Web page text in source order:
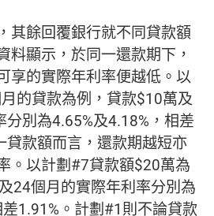
其餘回覆銀行就不同貸款額
料顯示，於同一還款期下，
享的實際年利率便越低。以
的貸款為例，貸款$10萬及
別為4.65%及4.18%，相差
貸款額而言，還款期越短亦
。以計劃#7貸款額$20萬為
24個月的實際年利率分別為
1.91%。計劃#1則不論貸款